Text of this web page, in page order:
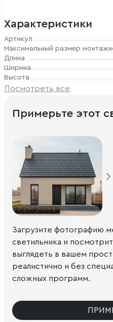
Характеристики
Артикул
Максимальный размер
Длина
Ширина
Высота
Посмотреть все
Примерьте этот
Загрузите фотографию
светильника и
выглядеть в вашем
реалистично и без
сложных программ.